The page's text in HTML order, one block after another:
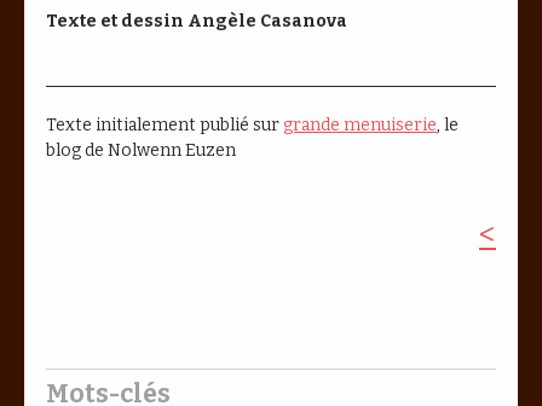
Texte et dessin Angèle Casanova
Texte initialement publié sur grande menuiserie, le
blog de Nolwenn Euzen
<
Mots-clés